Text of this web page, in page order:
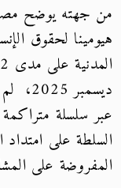
من جهته يوضح
هيومينا لحقوق
عبر سلسلة
السلطة على
المفروضة على